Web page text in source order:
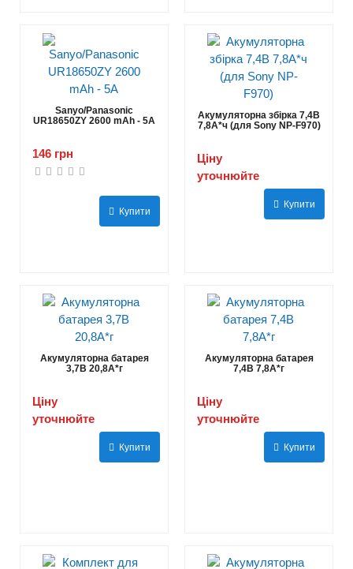
Sanyo/Panasonic
UR18650ZY 2600 mAh - 5А
146 грн
Купити
Акумуляторна збірка 7,4В
7,8A*ч (для Sony NP-F970)
Ціну
уточнюйте
Купити
Акумуляторна батарея
3,7В 20,8А*г
Ціну
уточнюйте
Купити
Акумуляторна батарея
7,4В 7,8А*г
Ціну
уточнюйте
Купити